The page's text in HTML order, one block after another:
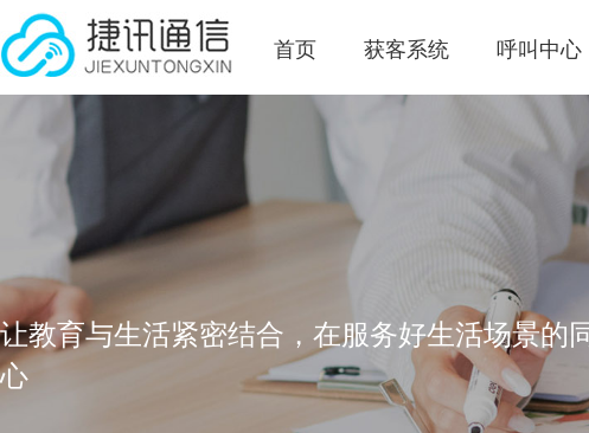
首页 获客系统 呼叫中心
让教育与生活紧密结合，在服务好生活场景的
心